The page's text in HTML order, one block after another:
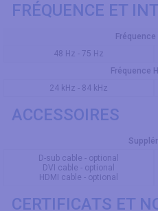
FRÉQUENCE ET
48 Hz - 75 Hz
Fréquence
24 kHz - 84 kHz
ACCESSOIRES
D-sub cable - optional
DVI cable - optional
HDMI cable - optional
CERTIFICATS ET